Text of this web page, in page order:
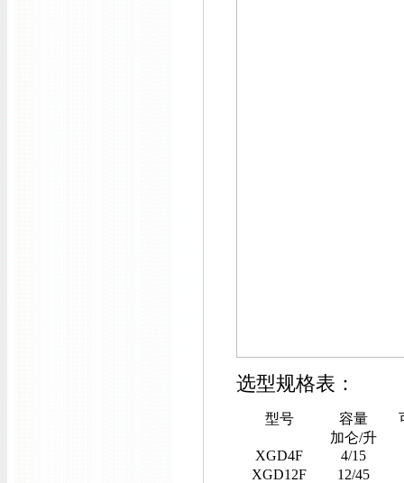
选型规格表：
型号
容量
加仑/升
XGD4F
4/15
XGD12F
12/45